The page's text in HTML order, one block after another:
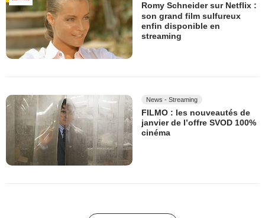
Romy Schneider sur Netflix :
son grand film sulfureux
enfin disponible en
streaming
News - Streaming
FILMO : les nouveautés de
janvier de l’offre SVOD 100%
cinéma